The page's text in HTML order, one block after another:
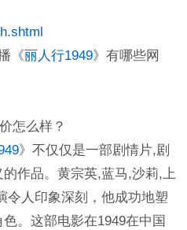
《丽人行1949》有哪些网
怎么样？
》不仅仅是一部剧情片,剧
作品。黄宗英,蓝马,沙莉,上
令人印象深刻，他成功地塑
。这部电影在1949在中国